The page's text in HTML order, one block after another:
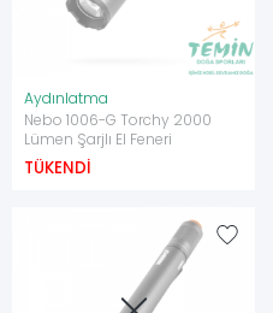
Aydınlatma
Nebo 1006-G Torchy 2000
Lümen Şarjlı El Feneri
TÜKENDİ